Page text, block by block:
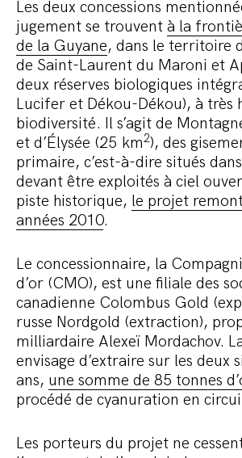
Les deux concessions
jugement se trouvent à la
de la Guyane, dans le territoire
de Saint-Laurent du Maroni et
deux réserves biologiques
Lucifer et Dékou-Dékou), à très
biodiversité. Il s’agit de
et d’Élysée (25 km2), des
primaire, c’est-à-dire situés
devant être exploités à ciel
piste historique, le projet
années 2010.
Le concessionnaire, la
d’or (CMO), est une filiale des
canadienne Colombus Gold
russe Nordgold (extraction),
milliardaire Alexeï Mordachov.
envisage d’extraire sur les deux
ans, une somme de 85 tonnes
procédé de cyanuration en
Les porteurs du projet ne